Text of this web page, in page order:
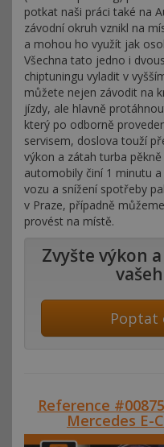
potkat naši práci také na
závodní okruh vznikl na
a mohou ho využít jak
Všechna tato jedno i
chiptuningu vyladit v
můžete nejen závodit na
jízdy, ale hlavně
který po odborně
servisem, doslova touží
výkon a zátah turba
automobily činí 1 minutu
vozu a snížení spotřeby
v Praze, případně
provést na místě.
Zvyšte výkon
Poptat
Reference
Mercedes E-